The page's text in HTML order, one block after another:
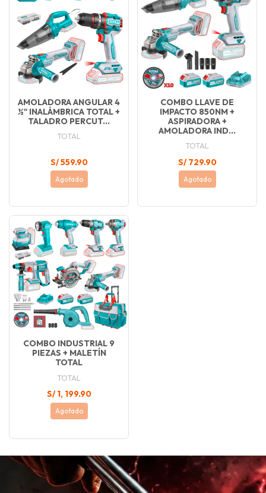
AMOLADORA ANGULAR 4
½" INALÁMBRICA TOTAL +
TALADRO PERCUT...
TOTAL
S/ 559.90
Agotado
COMBO LLAVE DE
IMPACTO 850NM +
ASPIRADORA +
AMOLADORA IND...
TOTAL
S/ 729.90
Agotado
COMBO INDUSTRIAL 9
PIEZAS + MALETÍN
TOTAL
TOTAL
S/ 1, 199.90
Agotado